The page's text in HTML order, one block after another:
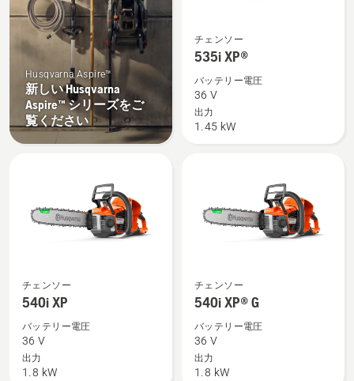
Husqvarna Aspire™
新しい Husqvarna
Aspire™ シリーズをご
覧ください
535i
XP®
詳
細
チェンソー
535i XP®
バッテリー電圧
36 V
出力
1.45 kW
540i
XP
詳
細
チェンソー
540i XP
バッテリー電圧
36 V
出力
1.8 kW
540i
XP®
の
詳
チェンソー
540i XP® G
バッテリー電圧
36 V
出力
1.8 kW